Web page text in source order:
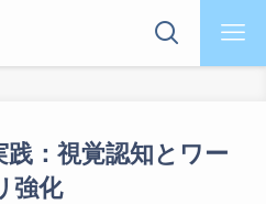
践：視覚認知とワー
強化